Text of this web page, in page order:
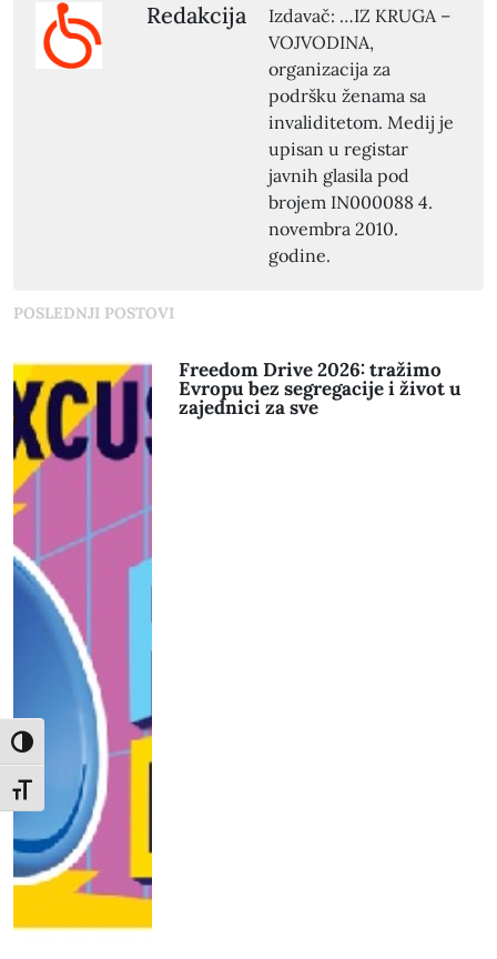
Toggle High Contrast
Toggle Font size
Redakcija
Izdavač: …IZ KRUGA –
VOJVODINA,
organizacija za
podršku ženama sa
invaliditetom. Medij je
upisan u registar
javnih glasila pod
brojem IN000088 4.
novembra 2010.
godine.
POSLEDNJI POSTOVI
Freedom Drive 2026: tražimo
Evropu bez segregacije i život u
zajednici za sve